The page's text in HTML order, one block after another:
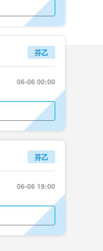
芬乙
06-06 00:00
芬乙
06-06 19:00